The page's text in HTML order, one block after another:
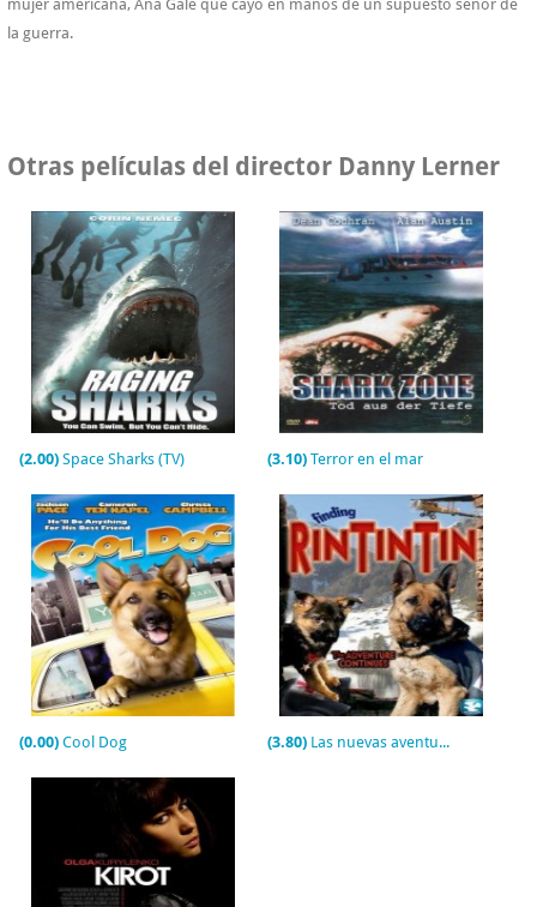
mujer americana, Ana Gale que cayó en manos de un supuesto señor de
la guerra.
Otras películas del director Danny Lerner
(2.00) Space Sharks (TV) (3.10)Terror en el mar
(0.00) Cool Dog (3.80) Las nuevas aventuras de Rin-Tin-Tin